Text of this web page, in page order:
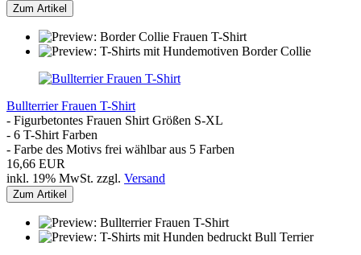
Zum Artikel
Bullterrier Frauen T-Shirt
- Figurbetontes Frauen Shirt Größen S-XL
- 6 T-Shirt Farben
- Farbe des Motivs frei wählbar aus 5 Farben
16,66 EUR
inkl. 19% MwSt. zzgl. Versand
Zum Artikel